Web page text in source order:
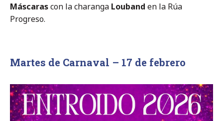
Máscarascon la charanga Louband en la Rúa
Progreso.
Martes de Carnaval – 17 de febrero